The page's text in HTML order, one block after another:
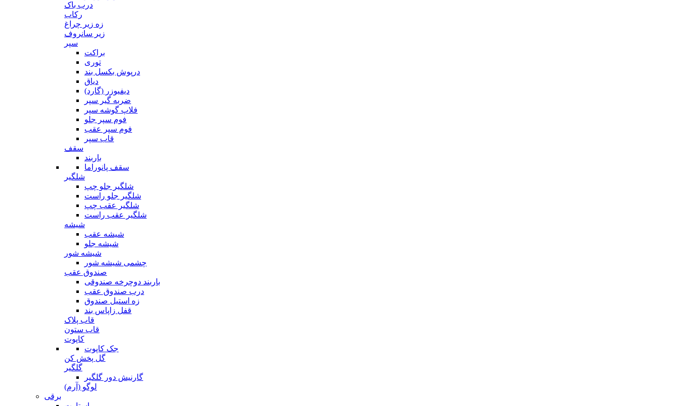
درب باک
رکاب
زه زیر چراغ
زیر سانروف
سپر
براکت
توری
درپوش بکسل بند
دیاق
دیفیوزر (گارد)
ضربه گیر سپر
فلاپ گوشه سپر
فوم سپر جلو
فوم سپر عقب
قاب سپر
سقف
باربند
سقف پانوراما
شلگیر
شلگیر جلو چپ
شلگیر جلو راست
شلگیر عقب چپ
شلگیر عقب راست
شیشه
شیشه عقب
شیشه جلو
شیشه شور
چشمی شیشه شور
صندوق عقب
باربند دوچرخه صندوقی
درب صندوق عقب
زه استیل صندوق
قفل زاپاس بند
قاب پلاک
قاب ستون
کاپوت
جک کاپوت
گل پخش کن
گلگیر
گارنیش دور گلگیر
لوگو (آرم)
برقی